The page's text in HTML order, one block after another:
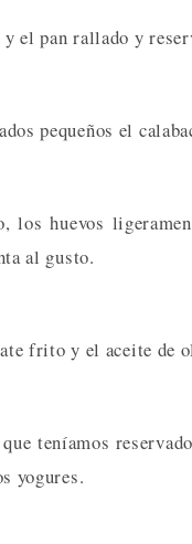
el pan rallado y
pequeños el
los huevos
al gusto.
frito y el aceite de
teníamos
yogures.